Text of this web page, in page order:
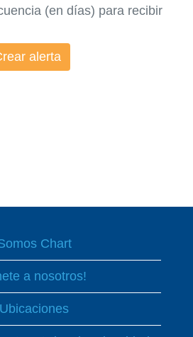
(en días) para recibir
alerta
Chart
a nosotros!
Ubicaciones